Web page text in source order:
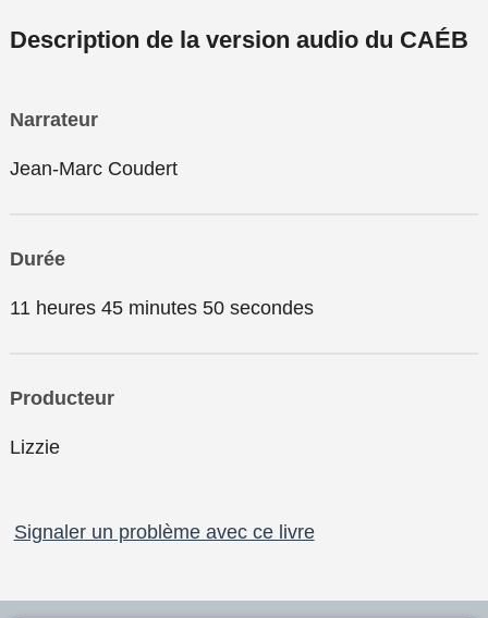
Description de la version audio du CAÉB
Narrateur
Jean-Marc Coudert
Durée
11 heures 45 minutes 50 secondes
Producteur
Lizzie
Signaler un problème avec ce livre